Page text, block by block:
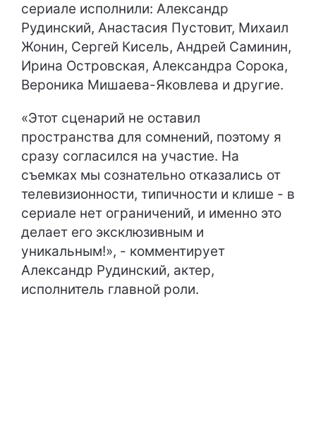
сериале исполнили: Александр
Рудинский, Анастасия Пустовит, Михаил
Жонин, Сергей Кисель, Андрей Саминин,
Ирина Островская, Александра Сорока,
Вероника Мишаева-Яковлева и другие.
«Этот сценарий не оставил
пространства для сомнений, поэтому я
сразу согласился на участие. На
съемках мы сознательно отказались от
телевизионности, типичности и клише - в
сериале нет ограничений, и именно это
делает его эксклюзивным и
уникальным!», - комментирует
Александр Рудинский, актер,
исполнитель главной роли.